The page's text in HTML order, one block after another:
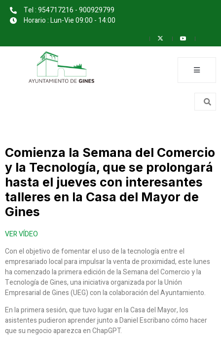
Tel : 954717216 - 900929799
Horario : Lun-Vie 09:00 - 14:00
Comienza la Semana del Comercio
y la Tecnología, que se prolongará
hasta el jueves con interesantes
talleres en la Casa del Mayor de
Gines
VER VÍDEO
Con el objetivo de fomentar el uso de la tecnología entre el
empresariado local para impulsar la venta de proximidad, este lunes
ha comenzado la primera edición de la Semana del Comercio y la
Tecnología de Gines, una iniciativa organizada por la Unión
Empresarial de Gines (UEG) con la colaboración del Ayuntamiento.
En la primera sesión, que tuvo lugar en la Casa del Mayor, los
asistentes pudieron aprender junto a Daniel Escribano cómo hacer
que su negocio aparezca en ChapGPT.